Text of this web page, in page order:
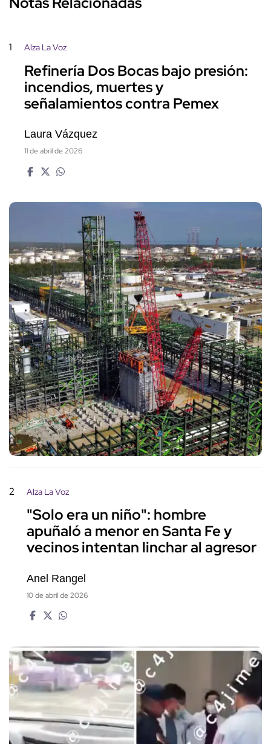
1 Alza La Voz
Refinería Dos Bocas bajo presión:
incendios, muertes y
señalamientos contra Pemex
Laura Vázquez
11 de abril de 2026
2 Alza La Voz
"Solo era un niño": hombre
apuñaló a menor en Santa Fe y
vecinos intentan linchar al agresor
Anel Rangel
10 de abril de 2026